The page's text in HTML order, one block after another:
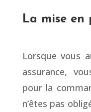
La mise
Lorsque vous
assurance,
pour la
n’êtes pas